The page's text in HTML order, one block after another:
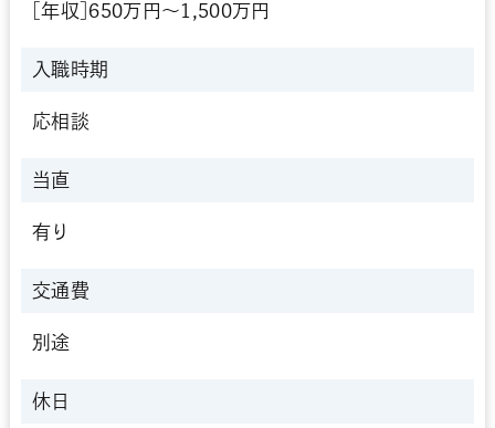
[年収]650万円～1,500万円
入職時期
応相談
当直
有り
交通費
別途
休日